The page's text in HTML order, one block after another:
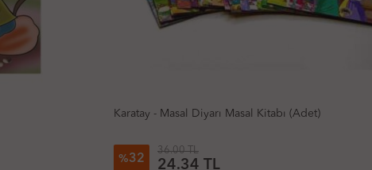
Karatay - Masal Diyarı Masal Kitabı (Adet)
%32
36.00 TL
24.34 TL